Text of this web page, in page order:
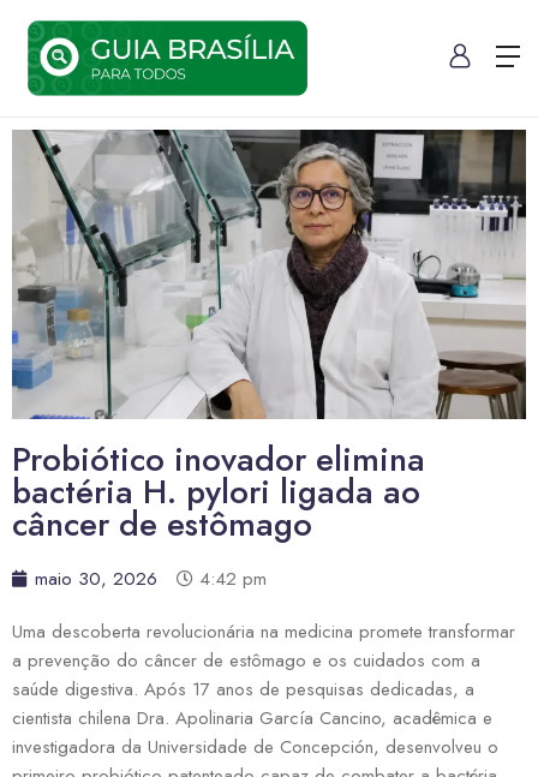
Probiótico inovador elimina
bactéria H. pylori ligada ao
câncer de estômago
maio 30, 2026
4:42 pm
Uma descoberta revolucionária na medicina promete transformar
a prevenção do câncer de estômago e os cuidados com a
saúde digestiva. Após 17 anos de pesquisas dedicadas, a
cientista chilena Dra. Apolinaria García Cancino, acadêmica e
investigadora da Universidade de Concepción, desenvolveu o